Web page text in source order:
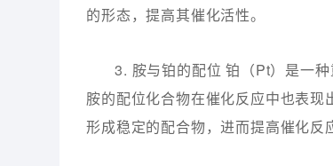
的形态，提高其催化活性。
3. 胺与铂的配位 铂（Pt）是一
胺的配位化合物在催化反应中也表
形成稳定的配合物，进而提高催化反